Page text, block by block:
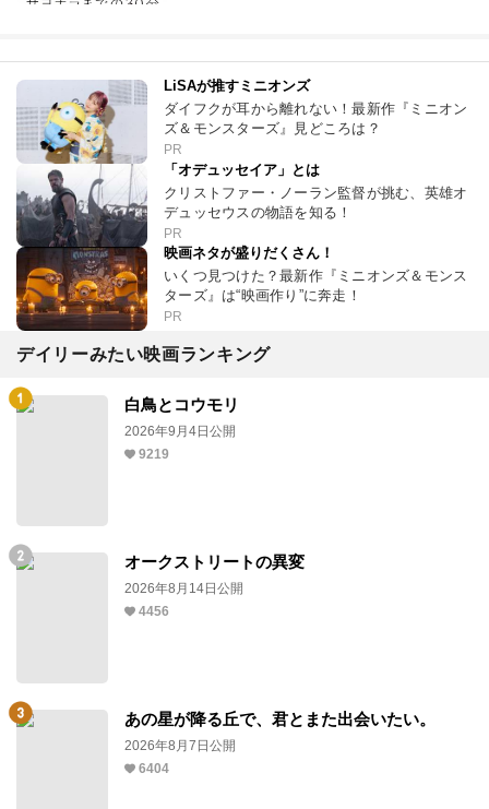
LiSAが推すミニオンズ
ダイフクが耳から離れない！最新作『ミニオン
ズ＆モンスターズ』見どころは？
PR
「オデュッセイア」とは
クリストファー・ノーラン監督が挑む、英雄オ
デュッセウスの物語を知る！
PR
映画ネタが盛りだくさん！
いくつ見つけた？最新作『ミニオンズ＆モンス
ターズ』は“映画作り”に奔走！
PR
デイリーみたい映画ランキング
白鳥とコウモリ
2026年9月4日公開
9219
オークストリートの異変
2026年8月14日公開
4456
あの星が降る丘で、君とまた出会いたい。
2026年8月7日公開
6404